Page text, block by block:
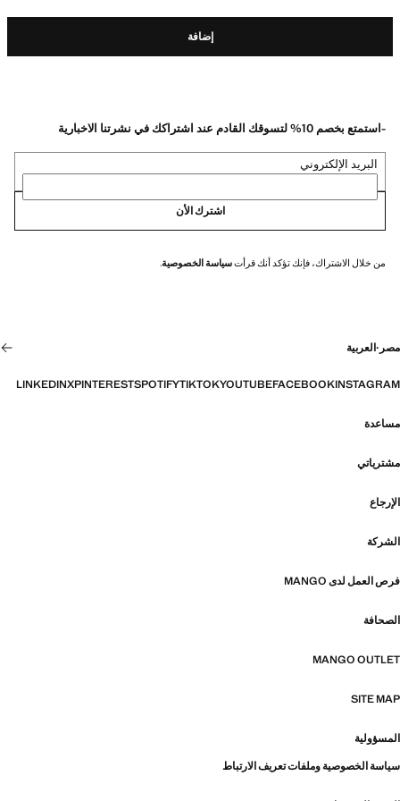
إضافة
-استمتع بخصم 10% لتسوقك القادم عند اشتراكك في نشرتنا الاخبارية
البريد الإلكتروني
اشترك الأن
من خلال الاشتراك، فإنك تؤكد أنك قرأتسياسة الخصوصية.
مصر ·العربية
INSTAGRAM
FACEBOOK
YOUTUBE
TIKTOK
SPOTIFY
PINTEREST
X
LINKEDIN
مساعدة
مشترياتي
الإرجاع
الشركة
فرص العمل لدى MANGO
الصحافة
MANGO OUTLET
SITE MAP
المسؤولية
سياسة الخصوصية وملفات تعريف الارتباط